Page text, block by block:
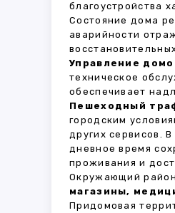
благоустройства
Состояние дома
аварийности
Управление
техническое
обеспечивает
Пешеходный
городским
других сервисов.
дневное время
проживания и
Окружающий район
магазины,
Придомовая